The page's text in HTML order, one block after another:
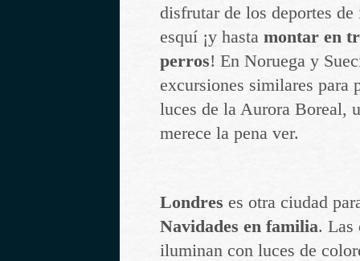
disfrutar de los deportes
esquí ¡y hasta montar en
perros! En Noruega y
excursiones similares para
luces de la Aurora Boreal,
merece la pena ver.
Londres es otra ciudad
Navidades en familia. Las
iluminan con luces de